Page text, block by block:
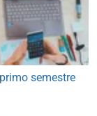
semestre